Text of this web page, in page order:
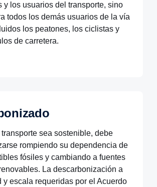
y los usuarios del transporte, sino
todos los demás usuarios de la vía
los peatones, los ciclistas y
de carretera.
sea sostenible, debe
rompiendo su dependencia de
fósiles y cambiando a fuentes
La descarbonización a
y escala requeridas por el Acuerdo